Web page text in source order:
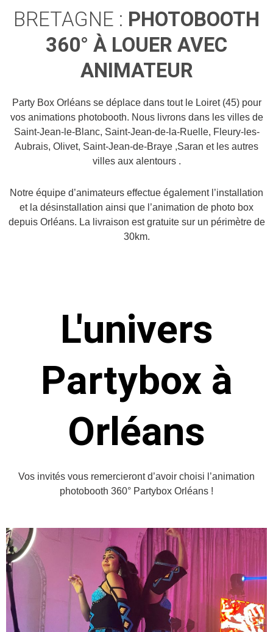
BRETAGNE : PHOTOBOOTH
360° À LOUER AVEC
ANIMATEUR
Party Box Orléans se déplace dans tout le Loiret (45) pour
vos animations photobooth. Nous livrons dans les villes de
Saint-Jean-le-Blanc, Saint-Jean-de-la-Ruelle, Fleury-les-
Aubrais, Olivet, Saint-Jean-de-Braye ,Saran et les autres
villes aux alentours .
Notre équipe d’animateurs effectue également l’installation
et la désinstallation ainsi que l’animation de photo box
depuis Orléans. La livraison est gratuite sur un périmètre de
30km.
L'univers
Partybox à
Orléans
Vos invités vous remercieront d’avoir choisi l’animation
photobooth 360° Partybox Orléans !